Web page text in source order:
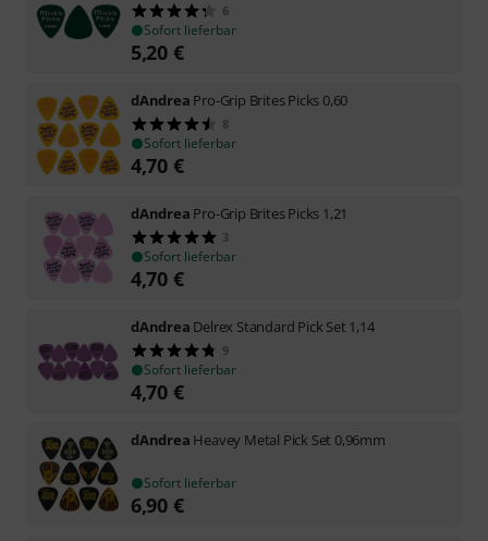
6
Sofort lieferbar
5,20 €
dAndrea Pro-Grip Brites Picks 0,60
8
Sofort lieferbar
4,70 €
dAndrea Pro-Grip Brites Picks 1,21
3
Sofort lieferbar
4,70 €
dAndrea Delrex Standard Pick Set 1,14
9
Sofort lieferbar
4,70 €
dAndrea Heavey Metal Pick Set 0,96mm
Sofort lieferbar
6,90 €